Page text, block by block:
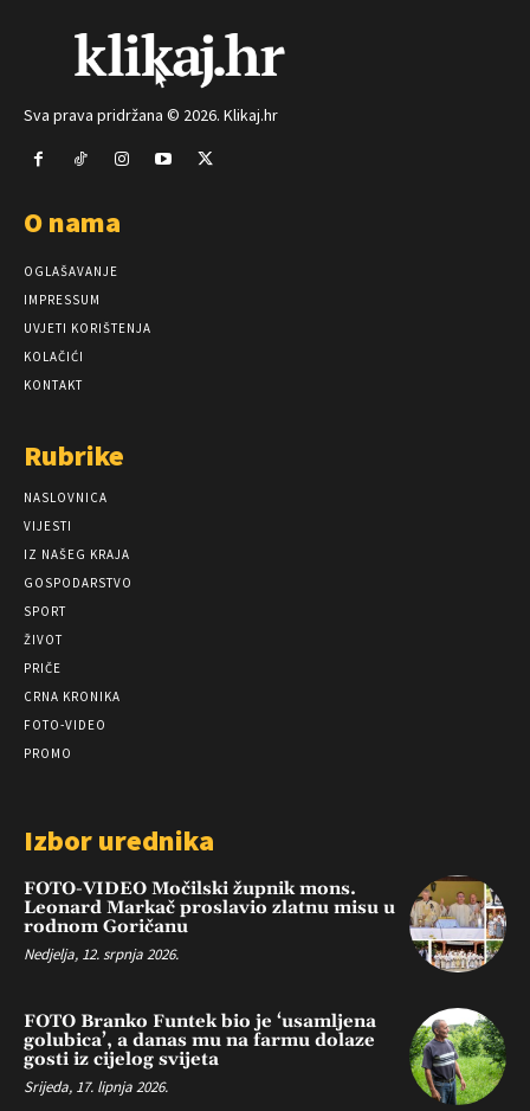
Sva prava pridržana © 2026. Klikaj.hr
O nama
OGLAŠAVANJE
IMPRESSUM
UVJETI KORIŠTENJA
KOLAČIĆI
KONTAKT
Rubrike
NASLOVNICA
VIJESTI
IZ NAŠEG KRAJA
GOSPODARSTVO
SPORT
ŽIVOT
PRIČE
CRNA KRONIKA
FOTO-VIDEO
PROMO
Izbor urednika
FOTO-VIDEO Močilski župnik mons.
Leonard Markač proslavio zlatnu misu u
rodnom Goričanu
Nedjelja, 12. srpnja 2026.
FOTO Branko Funtek bio je ‘usamljena
golubica’, a danas mu na farmu dolaze
gosti iz cijelog svijeta
Srijeda, 17. lipnja 2026.